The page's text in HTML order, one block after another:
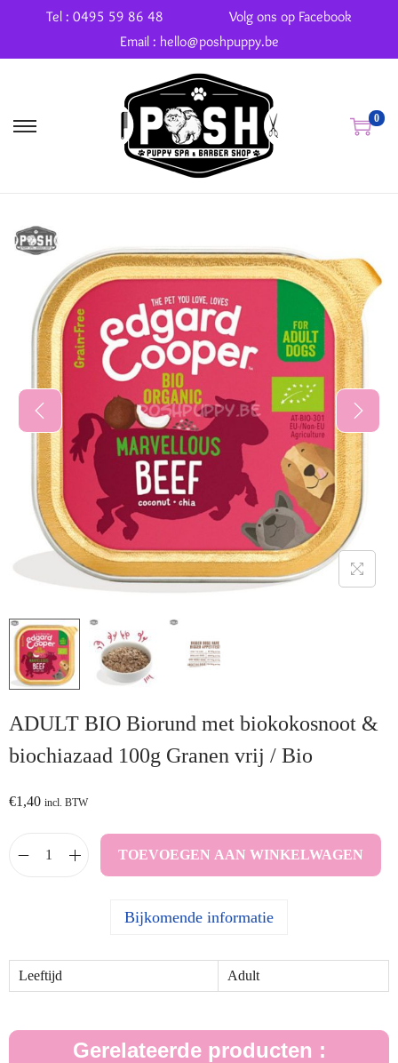
Tel : 0495 59 86 48
Volg ons op Facebook
Email : hello@poshpuppy.be
0
ADULT BIO Biorund met biokokosnoot &
biochiazaad 100g Granen vrij / Bio
€1,40 incl. BTW
TOEVOEGEN AAN WINKELWAGEN
Bijkomende informatie
Leeftijd Adult
Gerelateerde producten :